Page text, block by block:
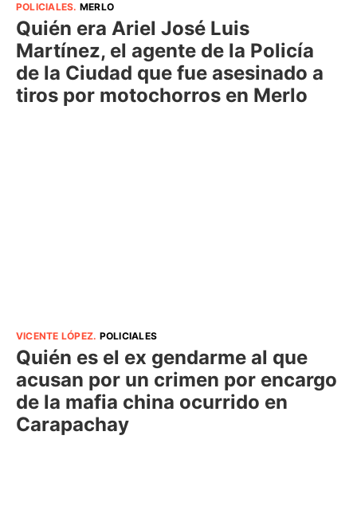
POLICIALES. MERLO
Quién era Ariel José Luis
Martínez, el agente de la Policía
de la Ciudad que fue asesinado a
tiros por motochorros en Merlo
VICENTE LÓPEZ. POLICIALES
Quién es el ex gendarme al que
acusan por un crimen por encargo
de la mafia china ocurrido en
Carapachay